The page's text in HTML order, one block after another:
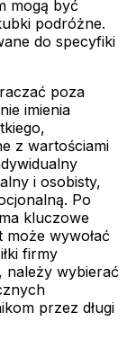
mogą być
podróżne.
do specyfiki
poza
imienia
z wartościami
i osobisty,
Po
kluczowe
może wywołać
firmy
należy wybierać
przez długi